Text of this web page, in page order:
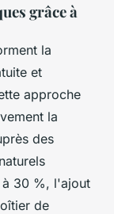
grâce à
la
et
approche
la
des
30 %, l'ajout
de